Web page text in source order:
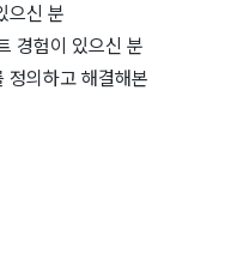
으신 분
경험이 있으신 분
정의하고 해결해본